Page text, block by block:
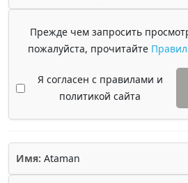
Прежде чем запросить
пожалуйста, прочитайте
Я согласен с правилами и
политикой сайта
Имя: Ataman